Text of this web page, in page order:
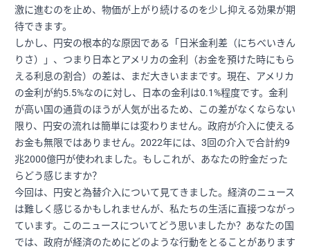
激に進むのを止め、物価が上がり続けるのを少し抑える効果が期
待できます。
しかし、円安の根本的な原因である「日米金利差（にちべいきん
りさ）」、つまり日本とアメリカの金利（お金を預けた時にもら
える利息の割合）の差は、まだ大きいままです。現在、アメリカ
の金利が約5.5%なのに対し、日本の金利は0.1%程度です。金利
が高い国の通貨のほうが人気が出るため、この差がなくならない
限り、円安の流れは簡単には変わりません。政府が介入に使える
お金も無限ではありません。2022年には、3回の介入で合計約9
兆2000億円が使われました。もしこれが、あなたの貯金だった
らどう感じますか？
今回は、円安と為替介入について見てきました。経済のニュース
は難しく感じるかもしれませんが、私たちの生活に直接つながっ
ています。このニュースについてどう思いましたか？あなたの国
では、政府が経済のためにどのような行動をとることがあります